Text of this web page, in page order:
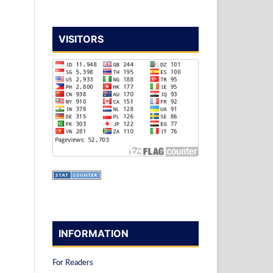
VISITORS
INFORMATION
For Readers